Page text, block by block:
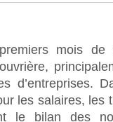
mois de
d’entreprises.
les salaires, les
le bilan des